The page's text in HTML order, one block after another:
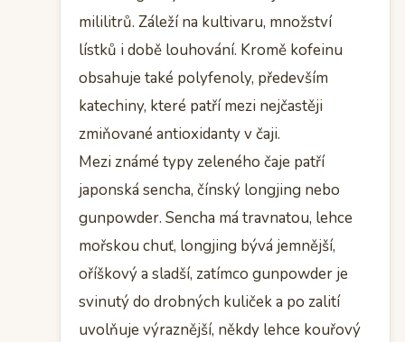
mililitrů. Záleží na kultivaru, množství
lístků i době louhování. Kromě kofeinu
obsahuje také polyfenoly, především
katechiny, které patří mezi nejčastěji
zmiňované antioxidanty v čaji.
Mezi známé typy zeleného čaje patří
japonská sencha, čínský longjing nebo
gunpowder. Sencha má travnatou, lehce
mořskou chuť, longjing bývá jemnější,
oříškový a sladší, zatímco gunpowder je
svinutý do drobných kuliček a po zalití
uvolňuje výraznější, někdy lehce kouřový